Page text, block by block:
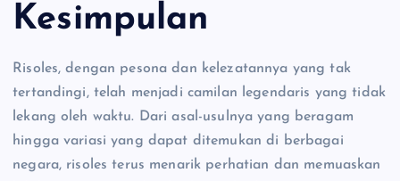
Kesimpulan
Risoles, dengan pesona dan kelezatannya yang tak
tertandingi, telah menjadi camilan legendaris yang tidak
lekang oleh waktu. Dari asal-usulnya yang beragam
hingga variasi yang dapat ditemukan di berbagai
negara, risoles terus menarik perhatian dan memuaskan